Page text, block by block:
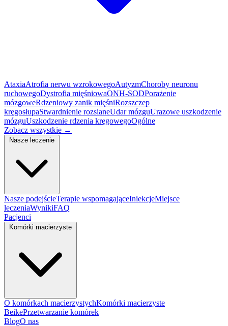
AtaxiaAtrofia nerwu wzrokowegoAutyzmChoroby neuronu
ruchowegoDystrofia mięśniowaONH-SODPorażenie
mózgoweRdzeniowy zanik mięśniRozszczep
kręgosłupaStwardnienie rozsianeUdar mózguUrazowe uszkodzenie
mózguUszkodzenie rdzenia kręgowegoOgólne
Zobacz wszystkie →
Nasze podejścieTerapie wspomagająceIniekcjeMiejsce
leczeniaWynikiFAQ
Pacjenci
O komórkach macierzystychKomórki macierzyste
BeikePrzetwarzanie komórek
BlogO nas